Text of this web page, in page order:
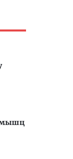
мышц